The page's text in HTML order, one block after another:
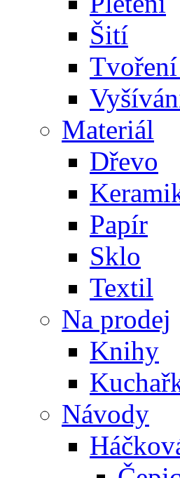
Šití
Materiál
Dřevo
Papír
Sklo
Textil
Na prodej
Knihy
Návody